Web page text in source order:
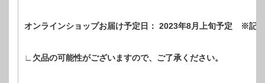
オンラインショップお届け予定日： 2023年8月上旬予定 ※記
∟欠品の可能性がございますので、ご了承ください。